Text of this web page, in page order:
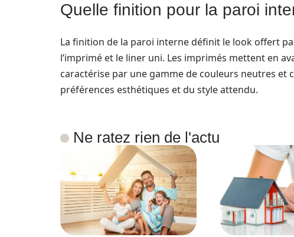
Quelle finition pour la paroi
La finition de la paroi interne définit le look offert
l’imprimé et le liner uni. Les imprimés mettent en
caractérise par une gamme de couleurs neutres et
préférences esthétiques et du style attendu.
Ne ratez rien de l'actu